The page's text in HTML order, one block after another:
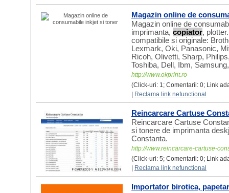
Magazin online de
Magazin online de
imprimanta, copiator,
compatibile si originale:
Lexmark, Oki, Panasonic,
Ricoh, Olivetti, Sharp,
Toshiba, Dell, Ibm,
http://www.okprint.ro
(Click-uri: 1; Comentarii: 0; Link
Reclama link nefunctional
Reincarcare Cartuse
Reincarcare Cartuse
si tonere de imprimanta
Constanta.
http://www.reincarcare-cartuse-
(Click-uri: 5; Comentarii: 0; Link
Reclama link nefunctional
Importator birotica,